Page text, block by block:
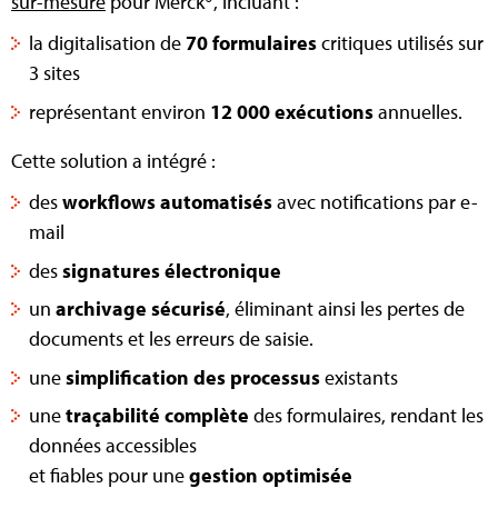
la digitalisation de70 formulairescritiques utilisés sur
3 sites
représentant environ 12 000 exécutionsannuelles.
Cette solution a intégré :
desworkflows automatisésavec notifications par e-
mail
dessignatures électronique
unarchivage sécurisé, éliminant ainsi les pertes de
documents et les erreurs de saisie.
unesimplification des processusexistants
unetraçabilité complète des formulaires, rendant les
données accessibles
et fiables pour unegestion optimisée